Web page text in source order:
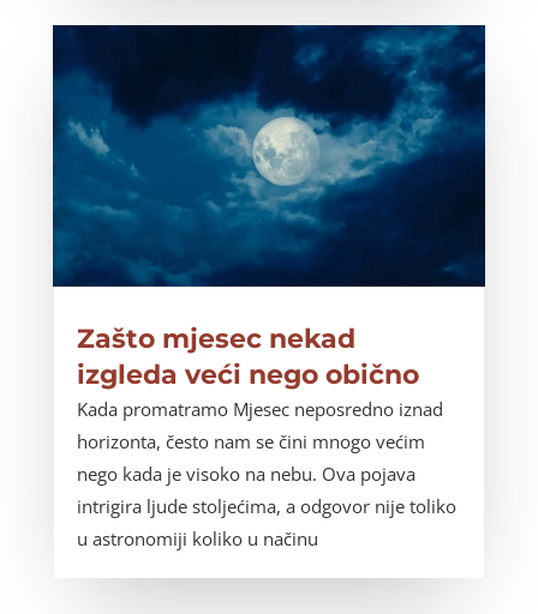
Zašto mjesec nekad
izgleda veći nego obično
Kada promatramo Mjesec neposredno iznad
horizonta, često nam se čini mnogo većim
nego kada je visoko na nebu. Ova pojava
intrigira ljude stoljećima, a odgovor nije toliko
u astronomiji koliko u načinu